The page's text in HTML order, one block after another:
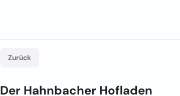
Zurück
Der Hahnbacher Hofladen